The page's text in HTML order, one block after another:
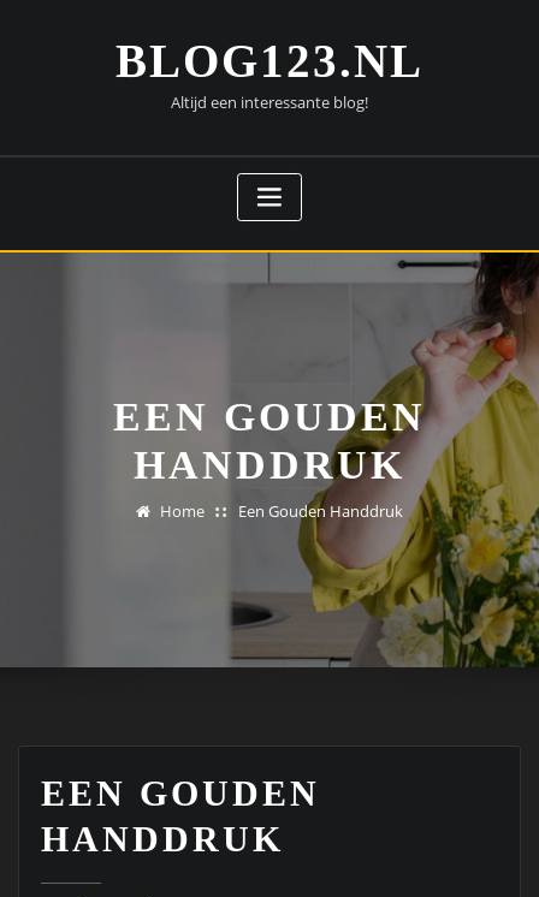
BLOG123.NL
Altijd een interessante blog!
EEN GOUDEN
HANDDRUK
Home Een Gouden Handdruk
EEN GOUDEN
HANDDRUK